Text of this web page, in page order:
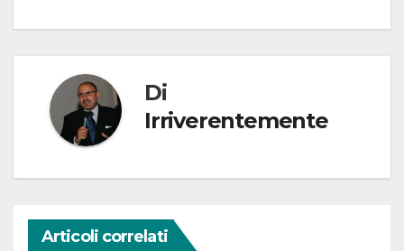
Di
Irriverentemente
Articoli correlati